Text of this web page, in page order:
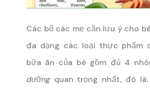
Các bố các mẹ cần lưu ý cho
đa dạng các loại thực phẩm
bữa ăn của bé gồm đủ 4
dưỡng quan trọng nhất, đó